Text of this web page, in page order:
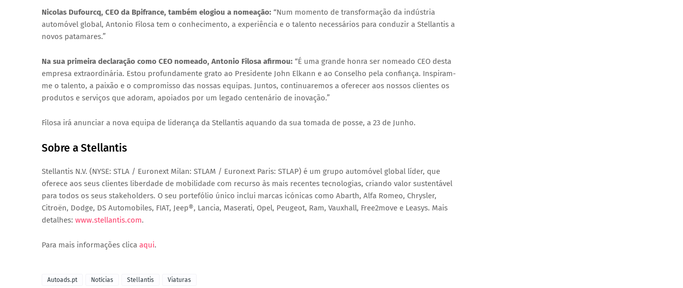
Nicolas Dufourcq, CEO da Bpifrance, também elogiou a nomeação: “Num momento de transformação da indústria
automóvel global, Antonio Filosa tem o conhecimento, a experiência e o talento necessários para conduzir a Stellantis a
novos patamares.”
Na sua primeira declaração como CEO nomeado, Antonio Filosa afirmou: “É uma grande honra ser nomeado CEO desta
empresa extraordinária. Estou profundamente grato ao Presidente John Elkann e ao Conselho pela confiança. Inspiram-
me o talento, a paixão e o compromisso das nossas equipas. Juntos, continuaremos a oferecer aos nossos clientes os
produtos e serviços que adoram, apoiados por um legado centenário de inovação.”
Filosa irá anunciar a nova equipa de liderança da Stellantis aquando da sua tomada de posse, a 23 de Junho.
Sobre a Stellantis
Stellantis N.V. (NYSE: STLA / Euronext Milan: STLAM / Euronext Paris: STLAP) é um grupo automóvel global líder, que
oferece aos seus clientes liberdade de mobilidade com recurso às mais recentes tecnologias, criando valor sustentável
para todos os seus stakeholders. O seu portefólio único inclui marcas icónicas como Abarth, Alfa Romeo, Chrysler,
Citroën, Dodge, DS Automobiles, FIAT, Jeep®, Lancia, Maserati, Opel, Peugeot, Ram, Vauxhall, Free2move e Leasys. Mais
detalhes: www.stellantis.com.
Para mais informações clica aqui.
Autoads.pt Notícias Stellantis Viaturas